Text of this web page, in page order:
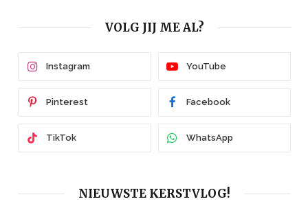
VOLG JIJ ME AL?
Instagram YouTube
Pinterest Facebook
TikTok WhatsApp
NIEUWSTE KERSTVLOG!